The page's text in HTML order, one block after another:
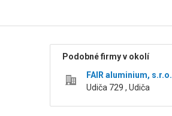
Podobné firmy v okolí
FAIR aluminium, s.r.o.
Udiča 729 , Udiča